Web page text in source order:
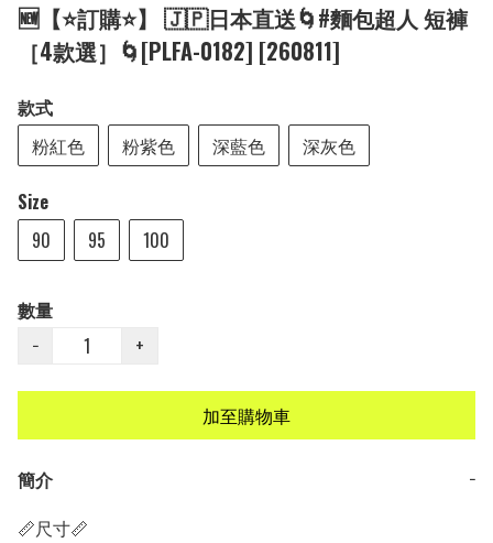
🆕【⭐訂購⭐】 🇯🇵日本直送🌀#麵包超人 短褲
［4款選］🌀[PLFA-0182] [260811]
款式
粉紅色
粉紫色 深藍色 深灰色
Size
90
95 100
數量
−
+
加至購物車
簡介
−
📏尺寸📏